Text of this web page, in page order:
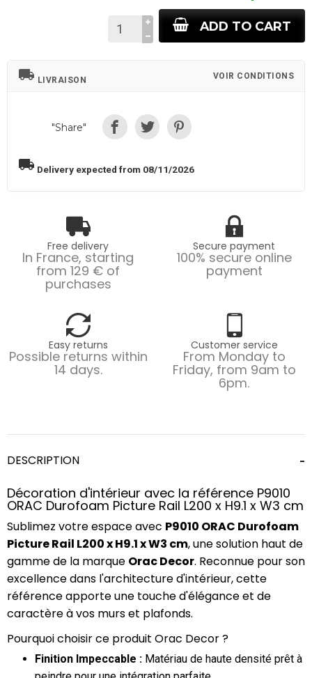
ADD TO CART
local_shipping LIVRAISON VOIR CONDITIONS
"Share"
local_shipping Delivery expected from 08/11/2026
Free delivery
In France, starting
from 129 € of
purchases
Secure payment
100% secure online
payment
Easy returns
Possible returns within
14 days.
Customer service
From Monday to
Friday, from 9am to
6pm.
DESCRIPTION
Décoration d'intérieur avec la référence P9010
ORAC Durofoam Picture Rail L200 x H9.1 x W3 cm
Sublimez votre espace avec P9010 ORAC Durofoam
Picture Rail L200 x H9.1 x W3 cm, une solution haut de
gamme de la marque Orac Decor. Reconnue pour son
excellence dans l'architecture d'intérieur, cette
référence apporte une touche d'élégance et de
caractère à vos murs et plafonds.
Pourquoi choisir ce produit Orac Decor ?
Finition Impeccable : Matériau de haute densité prêt à